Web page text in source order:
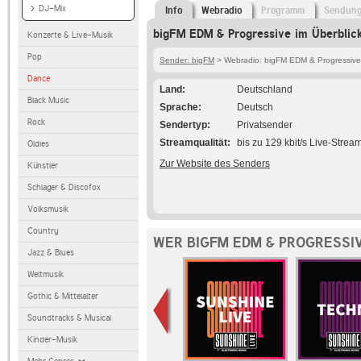
DJ-Mix
Konzerte & Live-Musik
Pop
Dance
Black Music
Rock
Oldies
Künstler
Schlager & Discofox
Volksmusik
Country
Jazz & Blues
Weltmusik
Gothic & Mittelalter
Soundtracks & Musical
Kinder-Musik
Info Webradio Programm
bigFM EDM & Progressive im
Sender: bigFM > Webradio: bigFM EDM & Progressive
Land
Deutschland
Sprache
Deutsch
Sendertyp
Privatsender
Streamqualität
bis zu 129 kbit/s Live-
Zur Website des Senders
WER BIGFM EDM &